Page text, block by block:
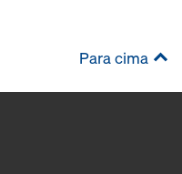
Para cima